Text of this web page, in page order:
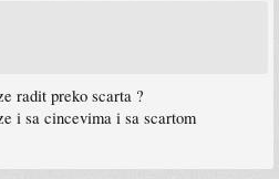
radit preko scarta ?
i sa cincevima i sa scartom